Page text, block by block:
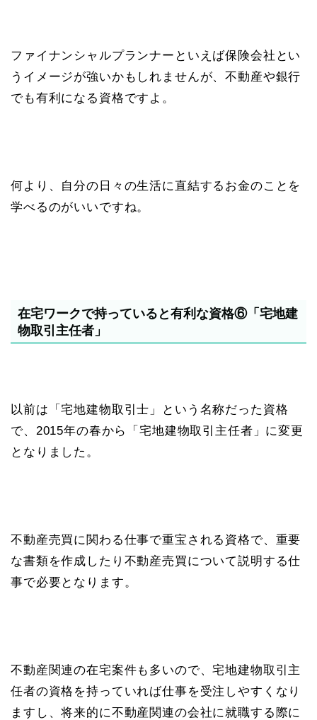
ファイナンシャルプランナーといえば保険会社とい
うイメージが強いかもしれませんが、不動産や銀行
でも有利になる資格ですよ。
何より、自分の日々の生活に直結するお金のことを
学べるのがいいですね。
在宅ワークで持っていると有利な資格⑥「宅地建
物取引主任者」
以前は「宅地建物取引士」という名称だった資格
で、2015年の春から「宅地建物取引主任者」に変更
となりました。
不動産売買に関わる仕事で重宝される資格で、重要
な書類を作成したり不動産売買について説明する仕
事で必要となります。
不動産関連の在宅案件も多いので、宅地建物取引主
任者の資格を持っていれば仕事を受注しやすくなり
ますし、将来的に不動産関連の会社に就職する際に